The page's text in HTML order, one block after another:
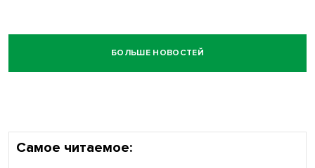
БОЛЬШЕ НОВОСТЕЙ
Самое читаемое: